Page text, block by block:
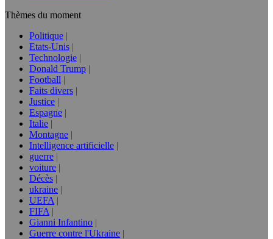
Thèmes du moment
Politique
Etats-Unis
Technologie
Donald Trump
Football
Faits divers
Justice
Espagne
Italie
Montagne
Intelligence artificielle
guerre
voiture
Décès
ukraine
UEFA
FIFA
Gianni Infantino
Guerre contre l'Ukraine